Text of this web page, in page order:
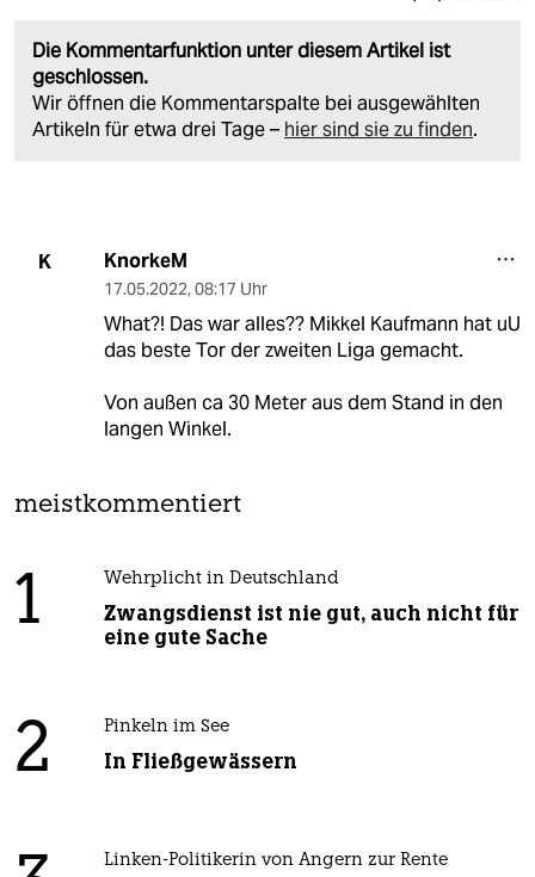
Die Kommentarfunktion unter diesem Artikel ist
geschlossen.
Wir öffnen die Kommentarspalte bei ausgewählten
Artikeln für etwa drei Tage – hier sind sie zu finden.
K KnorkeM
17.05.2022, 08:17 Uhr
What?! Das war alles?? Mikkel Kaufmann hat uU
das beste Tor der zweiten Liga gemacht.
Von außen ca 30 Meter aus dem Stand in den
langen Winkel.
meistkommentiert
1 Wehrplicht in Deutschland
Zwangsdienst ist nie gut, auch nicht für
eine gute Sache
2 Pinkeln im See
In Fließgewässern
Linken-Politikerin von Angern zur Rente